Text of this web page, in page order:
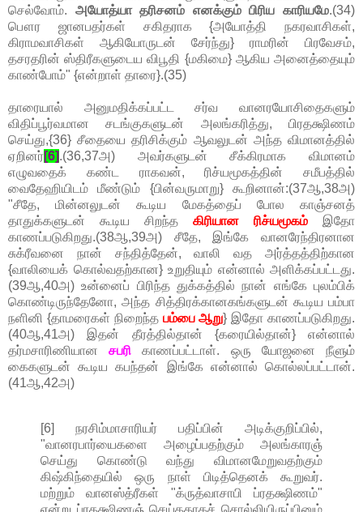
செல்வோம். அயோத்யா தரிசனம் எனக்கும் பிரிய காரியமே.(34)
பௌர ஜானபதர்கள் சகிதராக {அயோத்தி நகரவாசிகள்,
கிராமவாசிகள் ஆகியோருடன் சேர்ந்து} ராமரின் பிரவேசம்,
தசரதரின் ஸ்திரீகளுடைய விபூதி {மகிமை} ஆகிய அனைத்தையும்
காண்போம்" {என்றாள் தாரை}.(35)
தாரையால் அனுமதிக்கப்பட்ட சர்வ வானரயோசிதைகளும்
விதிப்பூர்வமான சடங்குகளுடன் அலங்கரித்து, பிரதக்ஷிணம்
செய்து,{36} சீதையை தரிசிக்கும் ஆவலுடன் அந்த விமானத்தில்
ஏறினர்[6].(36,37அ) அவர்களுடன் சீக்கிரமாக விமானம்
எழுவதைக் கண்ட ராகவன், ரிச்யமூகத்தின் சமீபத்தில்
வைதேஹியிடம் மீண்டும் {பின்வருமாறு} கூறினான்:(37ஆ,38அ)
"சீதே, மின்னலுடன் கூடிய மேகத்தைப் போல காஞ்சனத்
தாதுக்களுடன் கூடிய சிறந்த கிரியான ரிச்யமூகம் இதோ
காணப்படுகிறது.(38ஆ,39அ) சீதே, இங்கே வானரேந்திரனான
சுக்ரீவனை நான் சந்தித்தேன், வாலி வத அர்த்தத்திற்கான
{வாலியைக் கொல்வதற்கான} உறுதியும் என்னால் அளிக்கப்பட்டது.
(39ஆ,40அ) உன்னைப் பிரிந்த துக்கத்தில் நான் எங்கே புலம்பிக்
கொண்டிருந்தேனோ, அந்த சித்திரக்கானகங்களுடன் கூடிய பம்பா
நளினி {தாமரைகள் நிறைந்த பம்பை ஆறு} இதோ காணப்படுகிறது.
(40ஆ,41அ) இதன் தீரத்தில்தான் {கரையில்தான்} என்னால்
தர்மசாரிணியானசபரி காணப்பட்டாள். ஒரு யோஜனை நீளும்
கைகளுடன் கூடிய கபந்தன் இங்கே என்னால் கொல்லப்பட்டான்.
(41ஆ,42அ)
[6] நரசிம்மாசாரியர் பதிப்பின் அடிக்குறிப்பில்,
"வானரபார்யைகளை அழைப்பதற்கும் அலங்காரஞ்
செய்து கொண்டு வந்து விமானமேறுவதற்கும்
கிஷ்கிந்தையில் ஒரு நாள் பிடித்தெனக் கூறுவர்.
மற்றும் வானஸ்த்ரீகள் "க்ருத்வாசாபி ப்ரதக்ஷிணம்"